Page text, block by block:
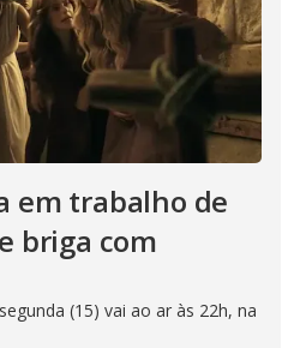
em trabalho de
briga com
(15) vai ao ar às 22h, na